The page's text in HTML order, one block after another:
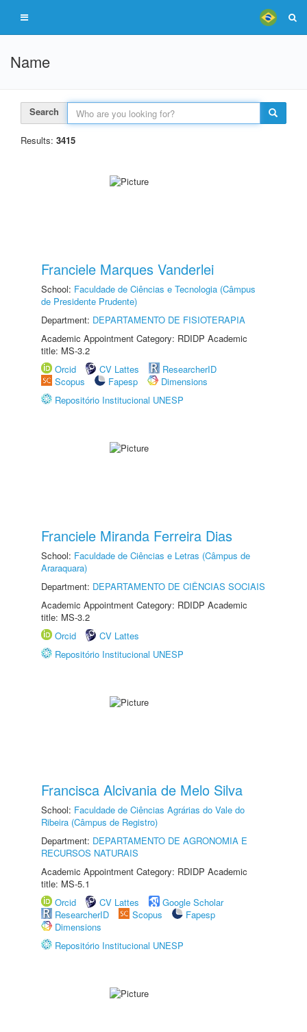
Name
Search
Results: 3415
Franciele Marques Vanderlei
School: Faculdade de Ciências e Tecnologia (Câmpus
de Presidente Prudente)
Department: DEPARTAMENTO DE FISIOTERAPIA
Academic Appointment Category: RDIDP Academic
title: MS-3.2
Orcid
CV Lattes
ResearcherID
Scopus
Fapesp
Dimensions
Repositório Institucional UNESP
Franciele Miranda Ferreira Dias
School: Faculdade de Ciências e Letras (Câmpus de
Araraquara)
Department: DEPARTAMENTO DE CIÊNCIAS SOCIAIS
Academic Appointment Category: RDIDP Academic
title: MS-3.2
Orcid
CV Lattes
Repositório Institucional UNESP
Francisca Alcivania de Melo Silva
School: Faculdade de Ciências Agrárias do Vale do
Ribeira (Câmpus de Registro)
Department: DEPARTAMENTO DE AGRONOMIA E
RECURSOS NATURAIS
Academic Appointment Category: RDIDP Academic
title: MS-5.1
Orcid
CV Lattes
Google Scholar
ResearcherID
Scopus
Fapesp
Dimensions
Repositório Institucional UNESP